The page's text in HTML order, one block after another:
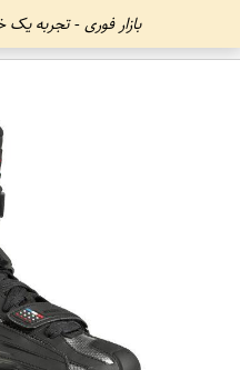
بازار فوری - تجربه